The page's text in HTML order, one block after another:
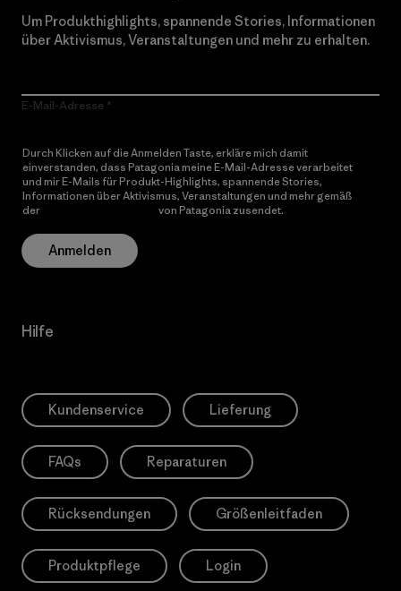
Um Produkthighlights, spannende Stories, Informationen
über Aktivismus, Veranstaltungen und mehr zu erhalten.
E-Mail-Adresse
Durch Klicken auf die Anmelden Taste, erkläre mich damit
einverstanden, dass Patagonia meine E-Mail-Adresse verarbeitet
und mir E-Mails für Produkt-Highlights, spannende Stories,
Informationen über Aktivismus, Veranstaltungen und mehr gemäß
der
von Patagonia zusendet.
Anmelden
Hilfe
Kundenservice Lieferung
FAQs Reparaturen
Rücksendungen Größenleitfaden
Produktpflege Login